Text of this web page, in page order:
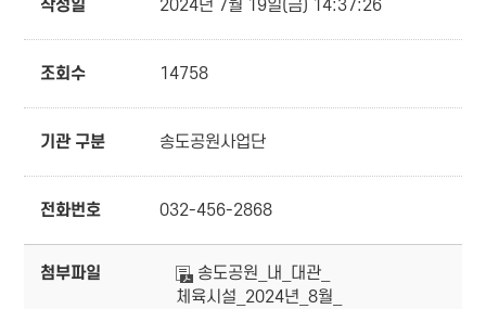
작성일 2024년 7월 19일(금) 14:37:26
조회수 14758
기관 구분 송도공원사업단
전화번호 032-456-2868
첨부파일
송도공원_내_대관_
체육시설_2024년_8월_